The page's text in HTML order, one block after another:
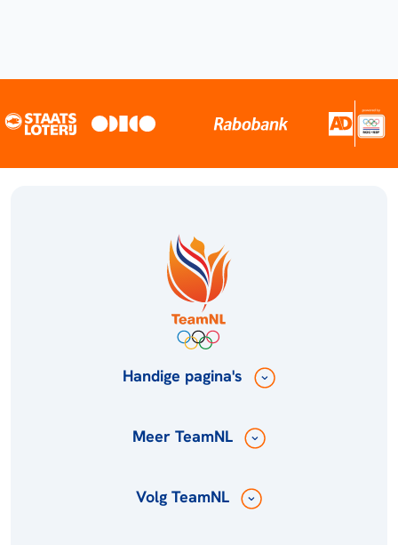
Handige pagina's
Meer TeamNL
Volg TeamNL